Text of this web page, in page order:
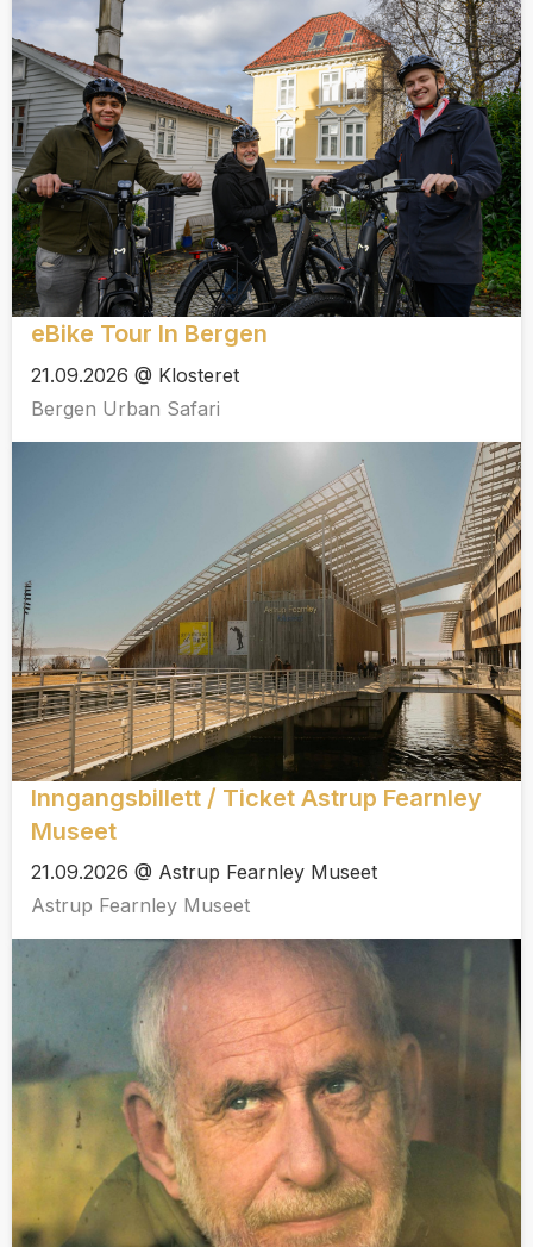
eBike Tour In Bergen
21.09.2026 @ Klosteret
Bergen Urban Safari
Inngangsbillett / Ticket Astrup Fearnley
Museet
21.09.2026 @ Astrup Fearnley Museet
Astrup Fearnley Museet